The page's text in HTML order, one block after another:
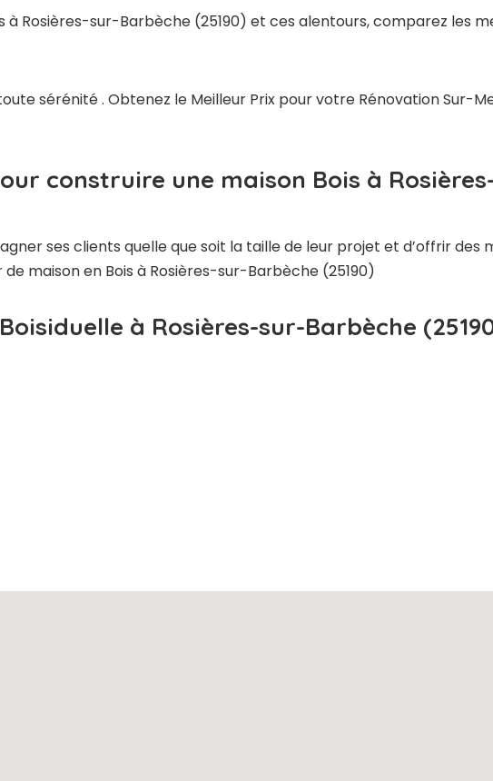
à Rosières-sur-Barbèche (25190) et ces alentours, comparez les
sérénité . Obtenez le Meilleur Prix pour votre Rénovation Sur-
construire une maison Bois à
ses clients quelle que soit la taille de leur projet et d’offrir des
maison en Bois à Rosières-sur-Barbèche (25190)
à Rosières-sur-Barbèche